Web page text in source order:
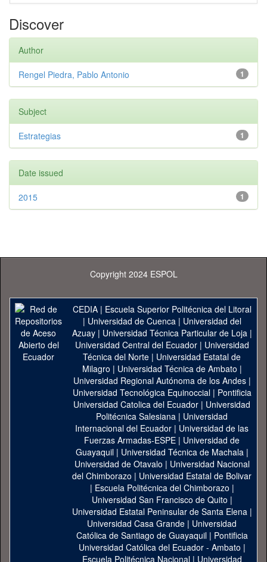
Discover
Author
1
Rengel Piedra, Pablo Antonio
Subject
1
Estrategias
Date issued
1
2015
Copyright 2024 ESPOL
CEDIA| Escuela Superior Politécnica del Litoral
| Universidad de Cuenca| Universidad del
Azuay| Universidad Técnica Particular de Loja|
Universidad Central del Ecuador| Universidad
Técnica del Norte | Universidad Estatal de
Milagro | Universidad Técnica de Ambato |
Universidad Regional Autónoma de los Andes|
Universidad Tecnológica Equinoccial| Pontificia
Universidad Catolica del Ecuador | Universidad
Politécnica Salesiana | Universidad
Internacional del Ecuador | Universidad de las
Fuerzas Armadas-ESPE | Universidad de
Guayaquil| Universidad Técnica de Machala|
Universidad de Otavalo | Universidad Nacional
del Chimborazo | Universidad Estatal de Bolivar
| Escuela Politécnica del Chimborazo |
Universidad San Francisco de Quito |
Universidad Estatal Peninsular de Santa Elena|
Universidad Casa Grande | Universidad
Católica de Santiago de Guayaquil| Pontificia
Universidad Católica del Ecuador - Ambato |
Escuela Politécnica Nacional| Universidad